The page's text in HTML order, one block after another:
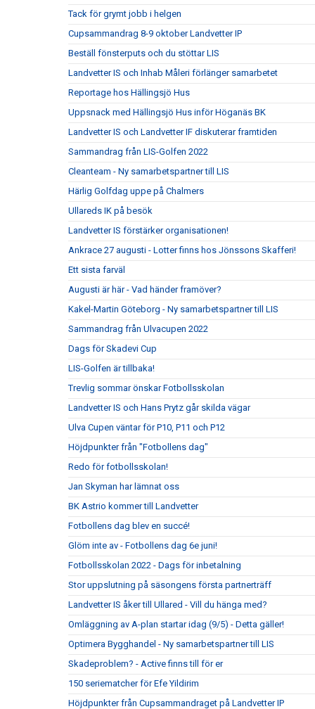
Tack för grymt jobb i helgen
Cupsammandrag 8-9 oktober Landvetter IP
Beställ fönsterputs och du stöttar LIS
Landvetter IS och Inhab Måleri förlänger samarbetet
Reportage hos Hällingsjö Hus
Uppsnack med Hällingsjö Hus inför Höganäs BK
Landvetter IS och Landvetter IF diskuterar framtiden
Sammandrag från LIS-Golfen 2022
Cleanteam - Ny samarbetspartner till LIS
Härlig Golfdag uppe på Chalmers
Ullareds IK på besök
Landvetter IS förstärker organisationen!
Ankrace 27 augusti - Lotter finns hos Jönssons Skafferi!
Ett sista farväl
Augusti är här - Vad händer framöver?
Kakel-Martin Göteborg - Ny samarbetspartner till LIS
Sammandrag från Ulvacupen 2022
Dags för Skadevi Cup
LIS-Golfen är tillbaka!
Trevlig sommar önskar Fotbollsskolan
Landvetter IS och Hans Prytz går skilda vägar
Ulva Cupen väntar för P10, P11 och P12
Höjdpunkter från "Fotbollens dag"
Redo för fotbollsskolan!
Jan Skyman har lämnat oss
BK Astrio kommer till Landvetter
Fotbollens dag blev en succé!
Glöm inte av - Fotbollens dag 6e juni!
Fotbollsskolan 2022 - Dags för inbetalning
Stor uppslutning på säsongens första partnerträff
Landvetter IS åker till Ullared - Vill du hänga med?
Omläggning av A-plan startar idag (9/5) - Detta gäller!
Optimera Bygghandel - Ny samarbetspartner till LIS
Skadeproblem? - Active finns till för er
150 seriematcher för Efe Yildirim
Höjdpunkter från Cupsammandraget på Landvetter IP